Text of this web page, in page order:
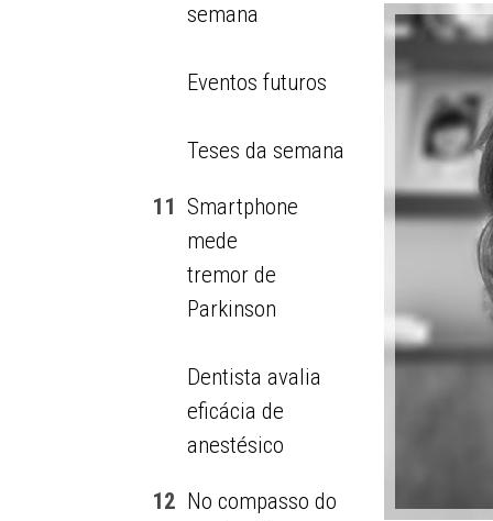
semana
Eventos futuros
Teses da semana
11 Smartphone
mede
tremor de
Parkinson
Dentista avalia
eficácia de
anestésico
12 No compasso do